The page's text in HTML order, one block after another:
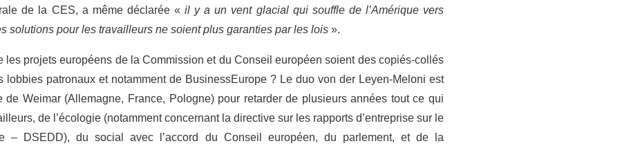
de la CES, a même déclarée « il y a un vent glacial qui souffle de l’Amérique vers
solutions pour les travailleurs ne soient plus garanties par les lois ».
les projets européens de la Commission et du Conseil européen soient des copiés-collés
lobbies patronaux et notamment de BusinessEurope ? Le duo von der Leyen-Meloni est
de Weimar (Allemagne, France, Pologne) pour retarder de plusieurs années tout ce qui
de l’écologie (notamment concernant la directive sur les rapports d’entreprise sur le
– DSEDD), du social avec l’accord du Conseil européen, du parlement, et de la